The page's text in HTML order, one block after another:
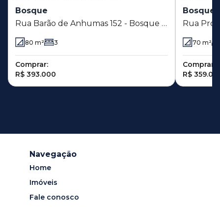
Bosque
Rua Barão de Anhumas 152 - Bosque -
Campinas - SP
80 m² 3
Comprar:
R$ 393.000
Bosque
Rua
- SP
70 m²
Comprar:
R$
Navegação
Home
Imóveis
Fale conosco